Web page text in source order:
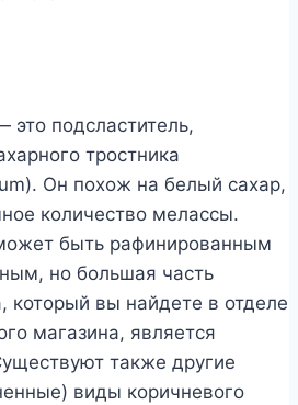
подсластитель,
тростника
Он похож на белый сахар,
количество мелассы.
быть рафинированным
но большая часть
который вы найдете в отделе
магазина, является
также другие
виды коричневого